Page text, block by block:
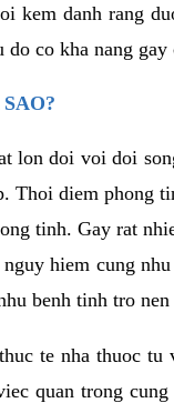
kem danh rang
co kha nang
lon doi voi doi
Thoi diem phong
tinh. Gay rat
hiem cung
benh tinh tro nen
te nha thuoc
quan trong